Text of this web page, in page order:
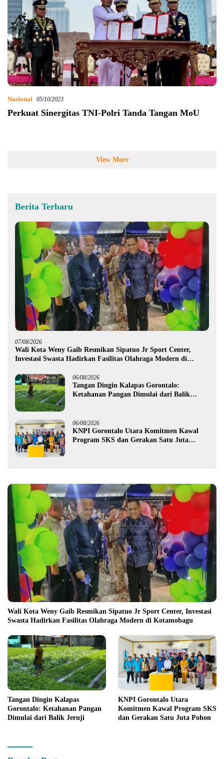
Nasional 05/10/2023
Perkuat Sinergitas TNI-Polri Tanda Tangan MoU
View More
Berita Terbaru
07/08/2026
Wali Kota Weny Gaib Resmikan Sipatuo Jr Sport Center,
Investasi Swasta Hadirkan Fasilitas Olahraga Modern di
06/08/2026
Tangan Dingin Kalapas Gorontalo:
Ketahanan Pangan Dimulai dari Balik
06/08/2026
KNPI Gorontalo Utara Komitmen Kawal
Program SKS dan Gerakan Satu Juta
Wali Kota Weny Gaib Resmikan Sipatuo Jr Sport Center, Investasi
Swasta Hadirkan Fasilitas Olahraga Modern di Kotamobagu
Tangan Dingin Kalapas
Gorontalo: Ketahanan Pangan
Dimulai dari Balik Jeruji
KNPI Gorontalo Utara
Komitmen Kawal Program SKS
dan Gerakan Satu Juta Pohon